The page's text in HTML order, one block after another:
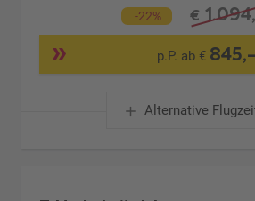
-22% €
p.P. ab € 845,-
Alternative